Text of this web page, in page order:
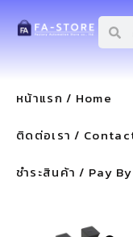
หน้าแรก / Home
ติดต่อเรา /
ชำระสินค้า / Pay